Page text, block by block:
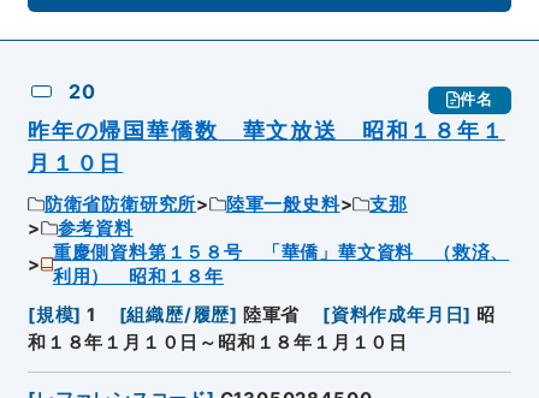
20 件名
昨年の帰国華僑数 華文放送 昭和１８年１
月１０日
防衛省防衛研究所 陸軍一般史料
支那
参考資料
重慶側資料第１５８号 「華僑」華文資料 （救済、
利用） 昭和１８年
[規模] 1 [組織歴/履歴] 陸軍省 [資料作成年月日] 昭
和１８年１月１０日～昭和１８年１月１０日